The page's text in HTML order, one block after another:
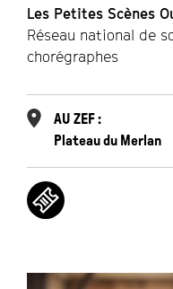
Les Petites Scènes
Réseau national de
chorégraphes
AU ZEF :
Plateau du Merlan